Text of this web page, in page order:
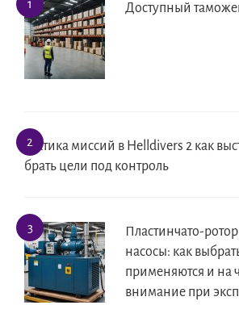
Доступный
Тактика миссий в Helldivers 2 как
брать цели под контроль
Пластинчато-
насосы: как
применяются и на
внимание при